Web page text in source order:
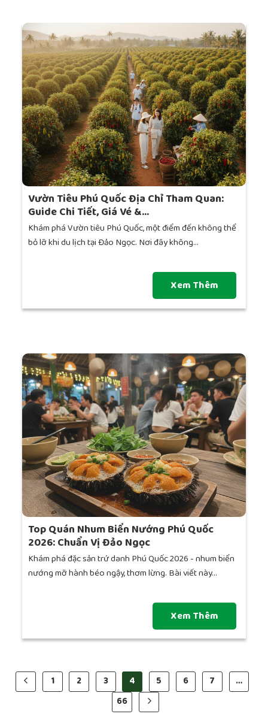
Vườn Tiêu Phú Quốc Địa Chỉ Tham Quan:
Guide Chi Tiết, Giá Vé &...
Khám phá Vườn tiêu Phú Quốc, một điểm đến không thể
bỏ lỡ khi du lịch tại Đảo Ngọc. Nơi đây không...
Xem Thêm
Top Quán Nhum Biển Nướng Phú Quốc
2026: Chuẩn Vị Đảo Ngọc
Khám phá đặc sản trứ danh Phú Quốc 2026 - nhum biển
nướng mỡ hành béo ngậy, thơm lừng. Bài viết này...
Xem Thêm
1 2 3 4 5 6 7
…
66